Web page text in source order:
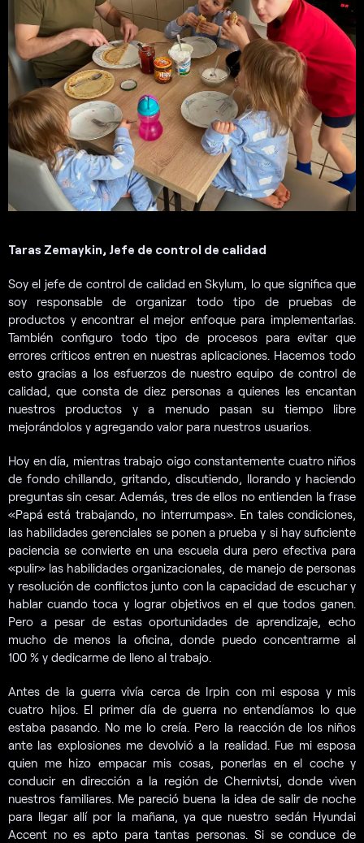
Taras Zemaykin, Jefe de control de calidad
Soy el jefe de control de calidad en Skylum, lo que significa que
soy responsable de organizar todo tipo de pruebas de
productos y encontrar el mejor enfoque para implementarlas.
También configuro todo tipo de procesos para evitar que
errores críticos entren en nuestras aplicaciones. Hacemos todo
esto gracias a los esfuerzos de nuestro equipo de control de
calidad, que consta de diez personas a quienes les encantan
nuestros productos y a menudo pasan su tiempo libre
mejorándolos y agregando valor para nuestros usuarios.
Hoy en día, mientras trabajo oigo constantemente cuatro niños
de fondo chillando, gritando, discutiendo, llorando y haciendo
preguntas sin cesar. Además, tres de ellos no entienden la frase
«Papá está trabajando, no interrumpas». En tales condiciones,
las habilidades gerenciales se ponen a prueba y si hay suficiente
paciencia se convierte en una escuela dura pero efectiva para
«pulir» las habilidades organizacionales, de manejo de personas
y resolución de conflictos junto con la capacidad de escuchar y
hablar cuando toca y lograr objetivos en el que todos ganen.
Pero a pesar de estas oportunidades de aprendizaje, echo
mucho de menos la oficina, donde puedo concentrarme al
100 % y dedicarme de lleno al trabajo.
Antes de la guerra vivía cerca de Irpin con mi esposa y mis
cuatro hijos. El primer día de guerra no entendíamos lo que
estaba pasando. No me lo creía. Pero la reacción de los niños
ante las explosiones me devolvió a la realidad. Fue mi esposa
quien me hizo empacar mis cosas, ponerlas en el coche y
conducir en dirección a la región de Chernivtsi, donde viven
nuestros familiares. Me pareció buena la idea de salir de noche
para llegar allí por la mañana, ya que nuestro sedán Hyundai
Accent no es apto para tantas personas. Si se conduce de